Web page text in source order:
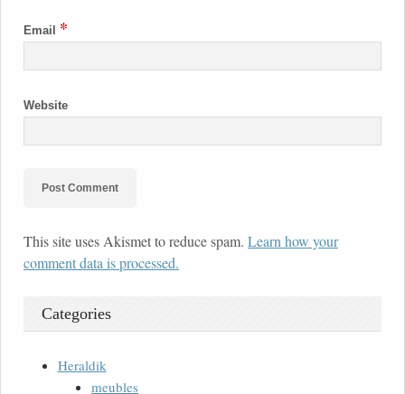
Email *
Website
This site uses Akismet to reduce spam. Learn how your
comment data is processed.
Categories
Heraldik
meubles